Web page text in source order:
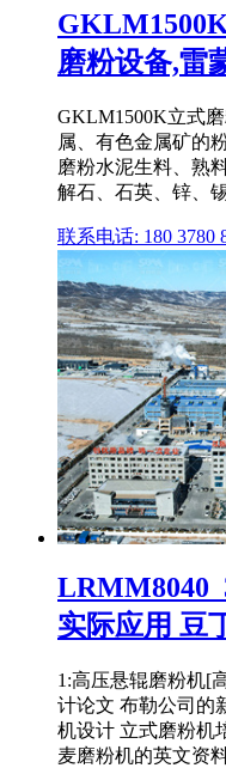
磨粉设备,雷
GKLM1500K立式
属、有色金属矿的
磨粉水泥生料、熟
解石、石英、锌、
联系电话: 180 3780
实际应用 豆
1:高压悬辊磨粉机[
计论文 布勒公司的
机设计 立式磨粉机
麦磨粉机的英文资